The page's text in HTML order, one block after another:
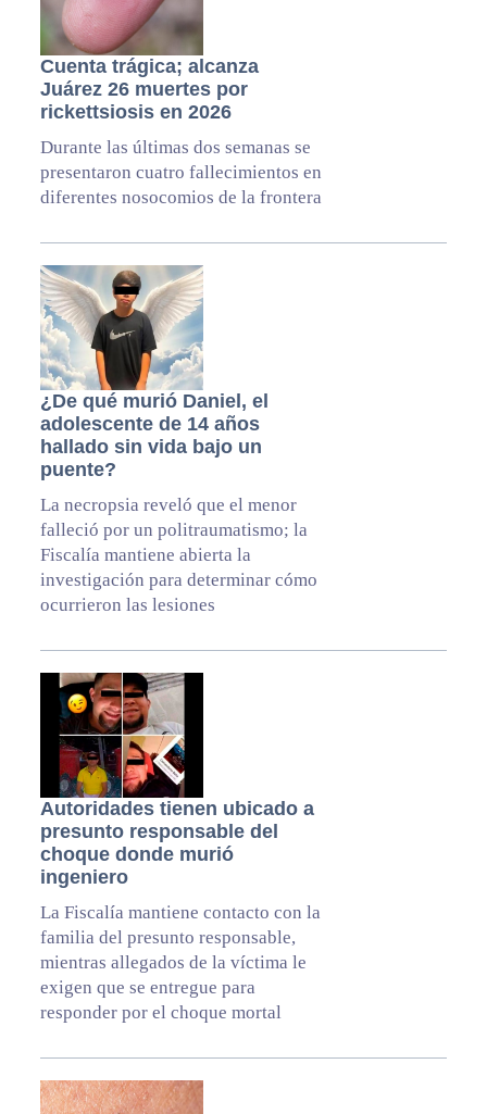
Cuenta trágica; alcanza
Juárez 26 muertes por
rickettsiosis en 2026
Durante las últimas dos semanas se
presentaron cuatro fallecimientos en
diferentes nosocomios de la frontera
¿De qué murió Daniel, el
adolescente de 14 años
hallado sin vida bajo un
puente?
La necropsia reveló que el menor
falleció por un politraumatismo; la
Fiscalía mantiene abierta la
investigación para determinar cómo
ocurrieron las lesiones
Autoridades tienen ubicado a
presunto responsable del
choque donde murió
ingeniero
La Fiscalía mantiene contacto con la
familia del presunto responsable,
mientras allegados de la víctima le
exigen que se entregue para
responder por el choque mortal